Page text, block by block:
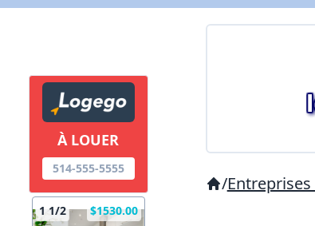
À LOUER
514-555-5555
1 1/2 $1530.00
/